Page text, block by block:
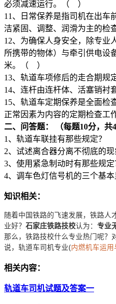
必须减速运行。（ ）
11、日常保养是指司机在出车
洁紧固、调整、润滑为主的检
12、为确保人身安全，除专业
所携带的物体）与牵引供电设
米。（ ）
13、轨道车项修后的走合期规
14、连杆由连杆体、活塞销衬
15、轨道车定期保养是全面检
正常因素为内容的定期检查工
二、问答题： （每题10分，共
1、轨道车联挂有那些规定？
2、试述离合器分离不彻底的现
3、使用紧急制动时有那些规定
4、调车色灯信号机的三个基
知识相关：
随着中国铁路的飞速发展，铁路人
业好？ 石家庄铁路技校认为： 专业
那么，铁路技校什么专业热门呢？
说，轨道车司机专业(内燃机车运用
相关内容：
轨道车司机试题及答案一